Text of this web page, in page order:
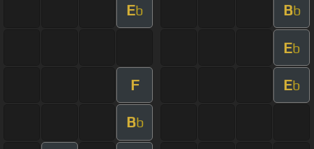
Eb Bb
Eb
F Eb
Bb